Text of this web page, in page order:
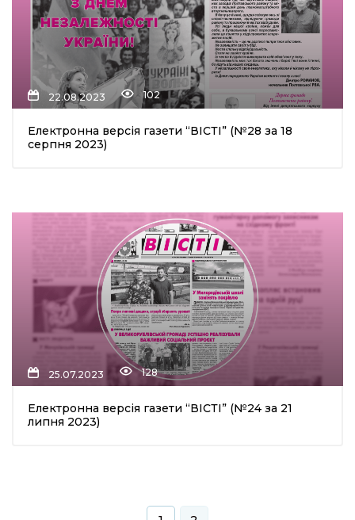
22.08.2023 102
Електронна версія газети “ВІСТІ” (№28 за 18
серпня 2023)
25.07.2023 128
Електронна версія газети “ВІСТІ” (№24 за 21
липня 2023)